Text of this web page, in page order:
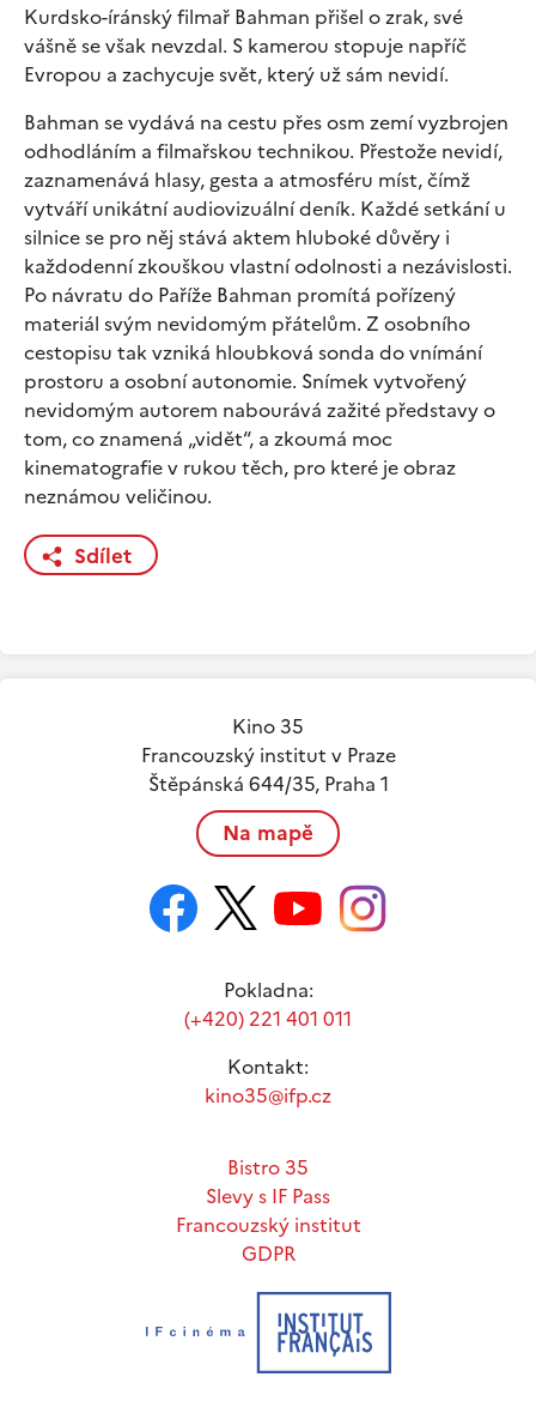
Kurdsko-íránský filmař Bahman přišel o zrak, své
vášně se však nevzdal. S kamerou stopuje napříč
Evropou a zachycuje svět, který už sám nevidí.
Bahman se vydává na cestu přes osm zemí vyzbrojen
odhodláním a filmařskou technikou. Přestože nevidí,
zaznamenává hlasy, gesta a atmosféru míst, čímž
vytváří unikátní audiovizuální deník. Každé setkání u
silnice se pro něj stává aktem hluboké důvěry i
každodenní zkouškou vlastní odolnosti a nezávislosti.
Po návratu do Paříže Bahman promítá pořízený
materiál svým nevidomým přátelům. Z osobního
cestopisu tak vzniká hloubková sonda do vnímání
prostoru a osobní autonomie. Snímek vytvořený
nevidomým autorem nabourává zažité představy o
tom, co znamená „vidět“, a zkoumá moc
kinematografie v rukou těch, pro které je obraz
neznámou veličinou.
Sdílet
Kino 35
Francouzský institut v Praze
Štěpánská 644/35, Praha 1
Na mapě
Pokladna:
(+420) 221 401 011
Kontakt:
kino35@ifp.cz
Bistro 35
Slevy s IF Pass
Francouzský institut
GDPR